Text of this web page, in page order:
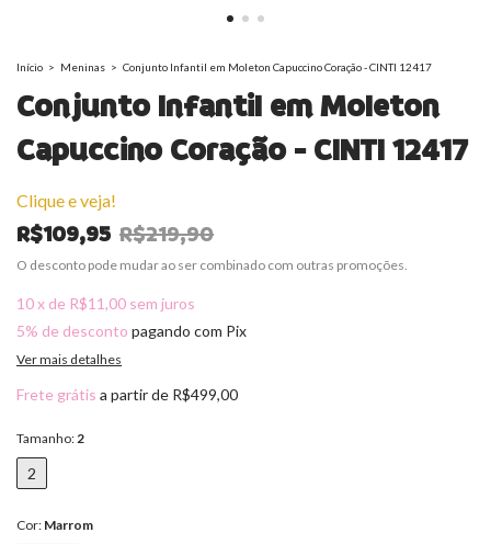
Início > Meninas > Conjunto Infantil em Moleton Capuccino Coração - CINTI 12417
Conjunto Infantil em Moleton
Capuccino Coração - CINTI 12417
Clique e veja!
R$109,95 R$219,90
O desconto pode mudar ao ser combinado com outras promoções.
10x de R$11,00 sem juros
5% de desconto pagando com Pix
Ver mais detalhes
Frete grátis a partir de R$499,00
Tamanho: 2
2
Cor: Marrom